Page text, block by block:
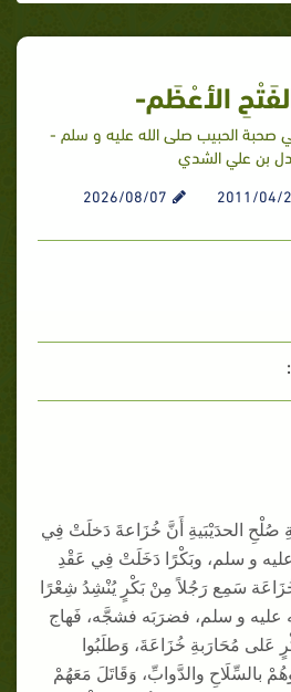
الأعْظَم-
صحبة الحبيب صلى الله عليه و سلم -
بن علي الشدي
2011/04/
2026/08/07
صُلْحِ الحدَيْبَيةِ أَنَّ خُزَاعةَ دَخلَتْ فِي
و سلم، وبَكْرًا دَخَلَتْ فِي عَقْدِ
سَمِع رَجُلاً مِنْ بَكْرٍ يُنْشِدُ شِعْرًا
عليه و سلم، فضرَبَه فشجَّه، فَهاج
عَلى مُحَارَبةِ خُزَاعَةَ، وَطلَبُوا
بالسِّلَاحِ والدَّوابِّ، وَقَاتَلَ مَعَهُمْ